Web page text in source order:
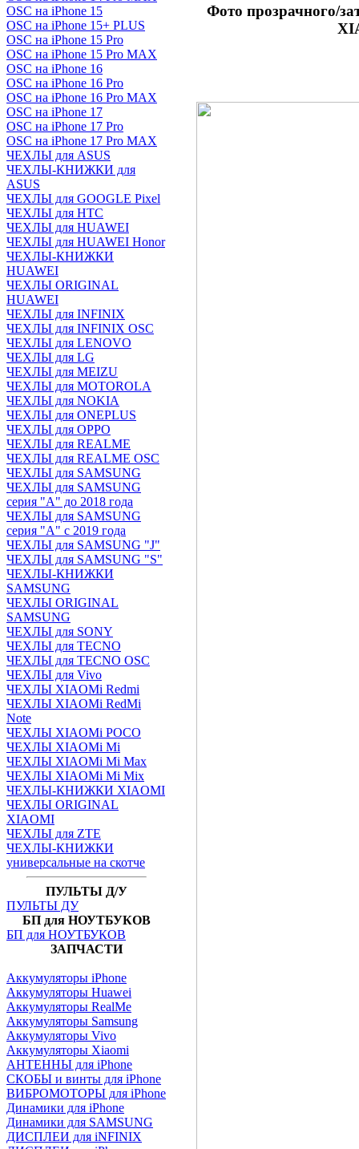
OSC на iPhone 15
OSC на iPhone 15+ PLUS
OSC на iPhone 15 Pro
OSC на iPhone 15 Pro MAX
OSC на iPhone 16
OSC на iPhone 16 Pro
OSC на iPhone 16 Pro MAX
OSC на iPhone 17
OSC на iPhone 17 Pro
OSC на iPhone 17 Pro MAX
ЧЕХЛЫ для ASUS
ЧЕХЛЫ-КНИЖКИ для
ASUS
ЧЕХЛЫ для GOOGLE Pixel
ЧЕХЛЫ для HTC
ЧЕХЛЫ для HUAWEI
ЧЕХЛЫ для HUAWEI Honor
ЧЕХЛЫ-КНИЖКИ
HUAWEI
ЧЕХЛЫ ORIGINAL
HUAWEI
ЧЕХЛЫ для INFINIX
ЧЕХЛЫ для INFINIX OSC
ЧЕХЛЫ для LENOVO
ЧЕХЛЫ для LG
ЧЕХЛЫ для MEIZU
ЧЕХЛЫ для MOTOROLA
ЧЕХЛЫ для NOKIA
ЧЕХЛЫ для ONEPLUS
ЧЕХЛЫ для OPPO
ЧЕХЛЫ для REALME
ЧЕХЛЫ для REALME OSC
ЧЕХЛЫ для SAMSUNG
ЧЕХЛЫ для SAMSUNG
серия "A" до 2018 года
ЧЕХЛЫ для SAMSUNG
серия "A" с 2019 года
ЧЕХЛЫ для SAMSUNG "J"
ЧЕХЛЫ для SAMSUNG "S"
ЧЕХЛЫ-КНИЖКИ
SAMSUNG
ЧЕХЛЫ ORIGINAL
SAMSUNG
ЧЕХЛЫ для SONY
ЧЕХЛЫ для TECNO
ЧЕХЛЫ для TECNO OSC
ЧЕХЛЫ для Vivo
ЧЕХЛЫ XIAOMi Redmi
ЧЕХЛЫ XIAOMi RedMi
Note
ЧЕХЛЫ XIAOMi POCO
ЧЕХЛЫ XIAOMi Mi
ЧЕХЛЫ XIAOMi Mi Max
ЧЕХЛЫ XIAOMi Mi Mix
ЧЕХЛЫ-КНИЖКИ XIAOMI
ЧЕХЛЫ ORIGINAL
XIAOMI
ЧЕХЛЫ для ZTE
ЧЕХЛЫ-КНИЖКИ
универсальные на скотче
ПУЛЬТЫ Д/У
ПУЛЬТЫ ДУ
БП для НОУТБУКОВ
БП для НОУТБУКОВ
ЗАПЧАСТИ
Аккумуляторы iPhone
Аккумуляторы Huawei
Аккумуляторы RealMe
Аккумуляторы Samsung
Аккумуляторы Vivo
Аккумуляторы Xiaomi
АНТЕННЫ для iPhone
СКОБЫ и винты для iPhone
ВИБРОМОТОРЫ для iPhone
Динамики для iPhone
Динамики для SAMSUNG
ДИСПЛЕИ для iNFINIX
Фото прозрачного/